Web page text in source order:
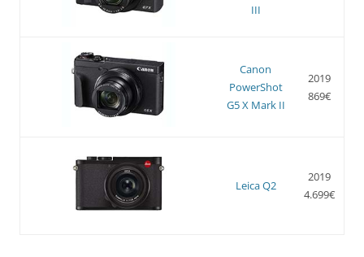
III
Canon
PowerShot
G5 X Mark II
2019
869€
Leica Q2
2019
4.699€